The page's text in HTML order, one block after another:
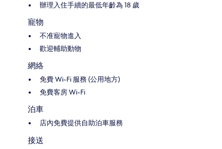
辦理入住手續的最低年齡為 18 歲
寵物
不准寵物進入
歡迎輔助動物
網絡
免費 Wi-Fi 服務 (公用地方)
免費客房 Wi-Fi
泊車
店內免費提供自助泊車服務
接送